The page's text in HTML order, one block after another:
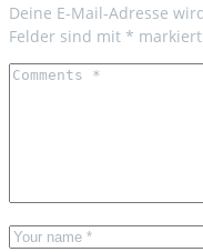
Deine E-Mail-Adresse
Felder sind mit * markiert